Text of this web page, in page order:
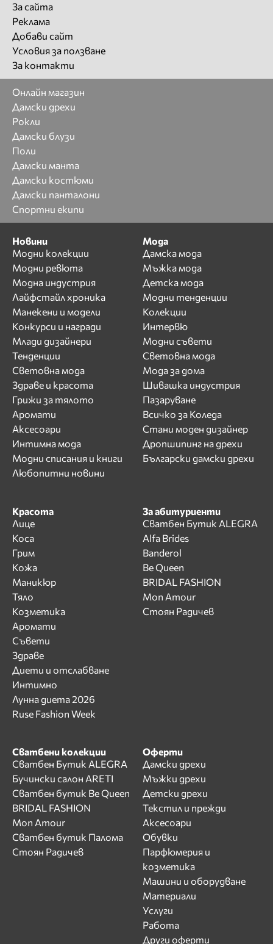
За сайта
Реклама
Добави сайт
Условия за ползване
За контакти
Онлайн магазин
Дамски дрехи
Рокли
Дамски блузи
Поли
Дамски манта
Дамски костюми
Дамски панталони
Спортни екипи
Новини
Модни колекции
Модни ревюта
Модна индустрия
Лайфстайл хроника
Манекени и модели
Конкурси и награди
Млади дизайнери
Тенденции
Световна мода
Здраве и красота
Грижи за тялото
Аромати
Аксесоари
Интимна мода
Модни списания и книги
Любопитни новини
Мода
Дамска мода
Мъжка мода
Детска мода
Модни тенденции
Колекции
Интервю
Модни съвети
Световна мода
Мода за дома
Шивашка индустрия
Пазаруване
Всичко за Коледа
Стани моден дизайнер
Дропшипинг на дрехи
Български дамски дрехи
Красота
Лице
Коса
Грим
Кожа
Маникюр
Тяло
Козметика
Аромати
Съвети
Здраве
Диети и отслабване
Интимно
Лунна диета 2026
Ruse Fashion Week
За абитуриенти
Сватбен Бутик ALEGRA
Alfa Brides
Banderol
Be Queen
BRIDAL FASHION
Mon Amour
Стоян Радичев
Сватбени колекции
Сватбен Бутик ALEGRA
Бучински салон ARETI
Сватбен бутик Be Queen
BRIDAL FASHION
Mon Amour
Сватбен бутик Палома
Стоян Радичев
Оферти
Дамски дрехи
Мъжки дрехи
Детски дрехи
Текстил и прежди
Аксесоари
Обувки
Парфюмерия и
козметика
Машини и оборудване
Материали
Услуги
Работа
Други оферти